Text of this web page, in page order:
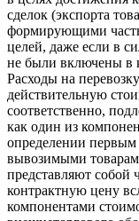
сделок (экспорта
формирующими
целей, даже если в
не были включены в
Расходы на
действительную
соответственно,
как один из
определении первым
вывозимыми
представляют собой
контрактную цену
компонентами